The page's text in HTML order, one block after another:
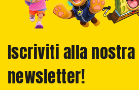
Iscriviti alla nostra
newsletter!